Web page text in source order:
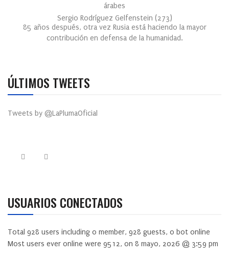
árabes
Sergio Rodríguez Gelfenstein (273)
85 años después, otra vez Rusia está haciendo la mayor
contribución en defensa de la humanidad.
ÚLTIMOS TWEETS
Tweets by @LaPlumaOficial
USUARIOS CONECTADOS
Total 928 users including 0 member, 928 guests, 0 bot online
Most users ever online were 9512, on 8 mayo, 2026 @ 3:59 pm